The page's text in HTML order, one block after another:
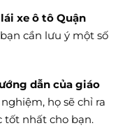
xe ô tô Quận
cần lưu ý một số
dẫn của giáo
họ sẽ chỉ ra
tốt nhất cho bạn.